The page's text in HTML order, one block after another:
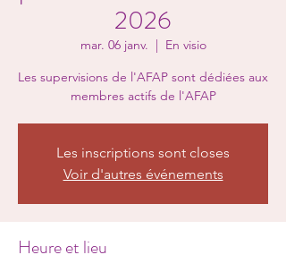
2026
mar. 06 janv.
  |
En visio
Les supervisions de l'AFAP sont dédiées aux
membres actifs de l'AFAP
Les inscriptions sont closes
Voir d'autres événements
Heure et lieu